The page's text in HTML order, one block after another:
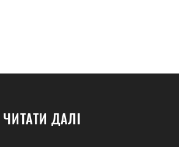
ЧИТАТИ ДАЛІ